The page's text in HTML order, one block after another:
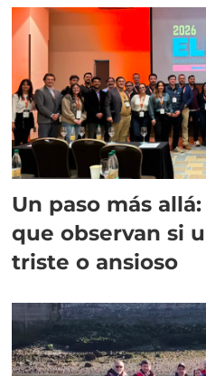
Un paso más
que observan si
triste o ansioso